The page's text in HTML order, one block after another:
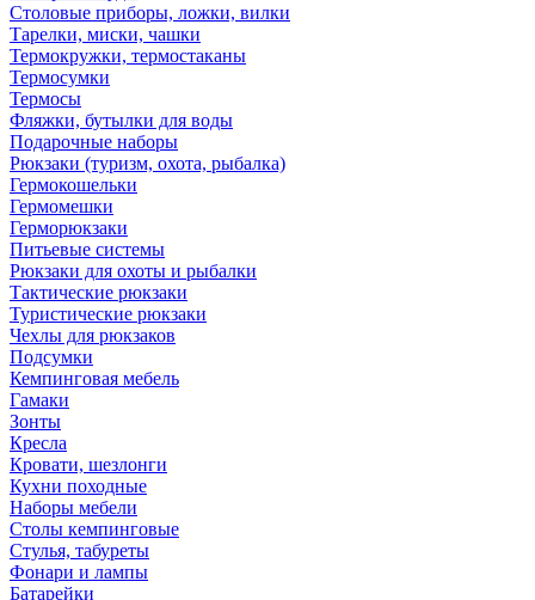
Столовые приборы, ложки, вилки
Тарелки, миски, чашки
Термокружки, термостаканы
Термосумки
Термосы
Фляжки, бутылки для воды
Подарочные наборы
Рюкзаки (туризм, охота, рыбалка)
Гермокошельки
Гермомешки
Герморюкзаки
Питьевые системы
Рюкзаки для охоты и рыбалки
Тактические рюкзаки
Туристические рюкзаки
Чехлы для рюкзаков
Подсумки
Кемпинговая мебель
Гамаки
Зонты
Кресла
Кровати, шезлонги
Кухни походные
Наборы мебели
Столы кемпинговые
Стулья, табуреты
Фонари и лампы
Батарейки